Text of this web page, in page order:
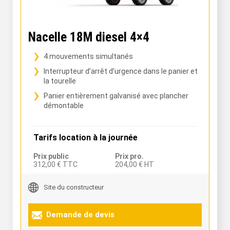
Nacelle 18M diesel 4×4
4 mouvements simultanés
Interrupteur d’arrêt d’urgence dans le panier et
la tourelle
Panier entièrement galvanisé avec plancher
démontable
Tarifs location à la journée
Prix public
312,00 € TTC
Prix pro.
204,00 € HT
Site du constructeur
Demande de devis